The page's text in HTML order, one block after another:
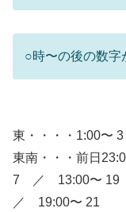
○時〜の後の数字
東・・・・1:00
東南・・・前日
7 ／ 13:00〜
／ 19:00〜 21